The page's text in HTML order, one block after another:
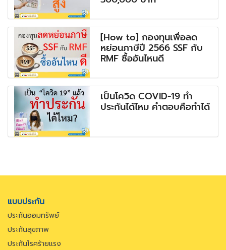
[How to] กองทุนเพื่อลด
หย่อนภาษีปี 2566 SSF กับ
RMF ซื้ออันไหนดี
เป็นโควิด COVID-19 ทำ
ประกันได้ไหม คำตอบคือทำได้
แบบประกัน
ประกันออมทรัพย์
ประกันสุขภาพ
ประกันโรคร้ายแรง